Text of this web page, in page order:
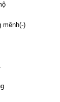
mênh(-)